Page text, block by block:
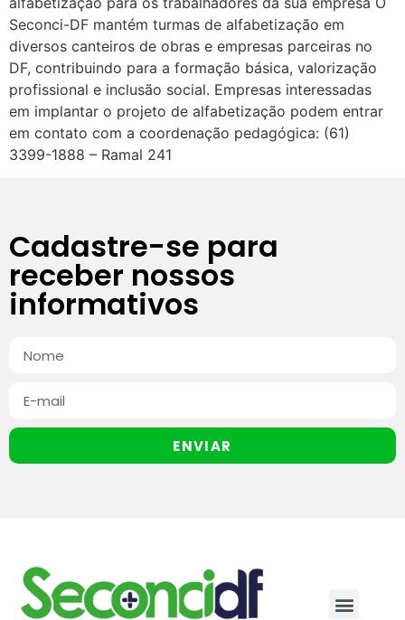
Seconci-DF mantém turmas de alfabetização em
diversos canteiros de obras e empresas parceiras no
DF, contribuindo para a formação básica, valorização
profissional e inclusão social. Empresas interessadas
em implantar o projeto de alfabetização podem entrar
em contato com a coordenação pedagógica: (61)
3399-1888 – Ramal 241
Cadastre-se para
receber nossos
informativos
ENVIAR